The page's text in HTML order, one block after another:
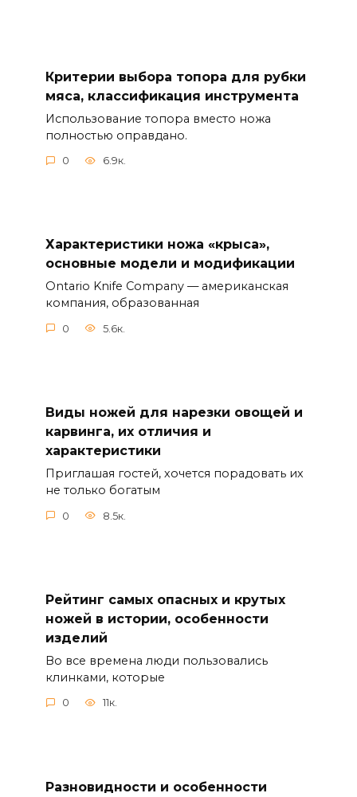
Критерии выбора топора для рубки
мяса, классификация инструмента
Использование топора вместо ножа
полностью оправдано.
0 6.9к.
Характеристики ножа «крыса»,
основные модели и модификации
Ontario Knife Company — американская
компания, образованная
0 5.6к.
Виды ножей для нарезки овощей и
карвинга, их отличия и
характеристики
Приглашая гостей, хочется порадовать их
не только богатым
0 8.5к.
Рейтинг самых опасных и крутых
ножей в истории, особенности
изделий
Во все времена люди пользовались
клинками, которые
0 11к.
Разновидности и особенности